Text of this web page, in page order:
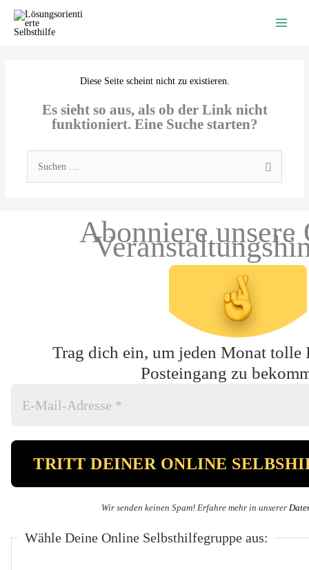
Inhalt
springen
Diese Seite scheint nicht zu existieren.
Es sieht so aus, als ob der Link nicht
funktioniert. Eine Suche starten?
Suchen
nach:
Abonniere unsere
Trag dich ein, um jeden Monat tolle
Posteingang zu
Wir senden keinen Spam! Erfahre mehr in unserer
Wähle Deine Online Selbsthilfegruppe aus: